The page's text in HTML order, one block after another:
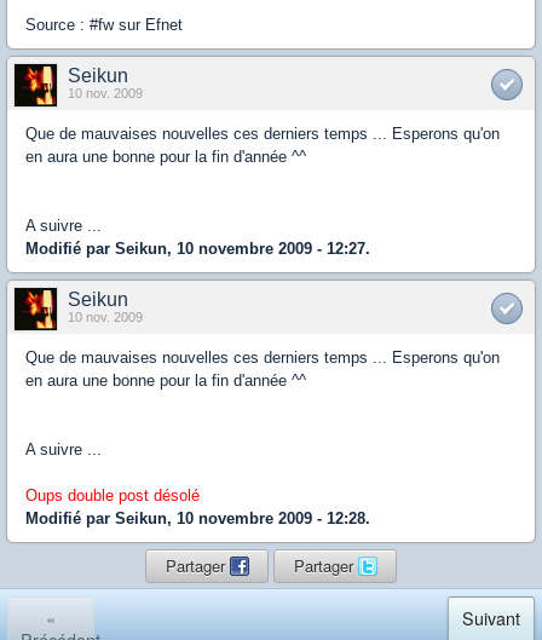
Source : #fw sur Efnet
Seikun
10 nov. 2009
Que de mauvaises nouvelles ces derniers temps ... Esperons qu'on
en aura une bonne pour la fin d'année ^^
A suivre ...
Modifié par Seikun, 10 novembre 2009 - 12:27.
Seikun
10 nov. 2009
Que de mauvaises nouvelles ces derniers temps ... Esperons qu'on
en aura une bonne pour la fin d'année ^^
A suivre ...
Oups double post désolé
Modifié par Seikun, 10 novembre 2009 - 12:28.
Partager Partager
«
Suivant